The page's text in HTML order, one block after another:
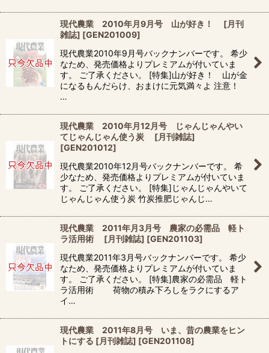
現代農業 2010年月9月号 山が好き！ [月刊
雑誌] [GEN201009]
現代農業2010年9月号バックナンバーです。 希少
なため、発売価格よりプレミアムが付いていま
す。 ご了承ください。 [特集]山が好き！ 山が金
になるもんだらけ、おまけに元気満々よ 注意！
…
現代農業 2010年月12月号 じゃんじゃんやい
てじゃんじゃん使う炭 [月刊雑誌]
[GEN201012]
現代農業2010年12月号バックナンバーです。 希
少なため、発売価格よりプレミアムが付いていま
す。 ご了承ください。 [特集]じゃんじゃんやいて
じゃんじゃん使う炭 竹炭推肥じゃんじ…
現代農業 2011年月3月号 農家の必需品 軽ト
ラ活用術 [月刊雑誌] [GEN201103]
現代農業2011年3月号バックナンバーです。 希少
なため、発売価格よりプレミアムが付いていま
す。 ご了承ください。 [特集]農家の必需品 軽ト
ラ活用術 荷物の積み下ろしをラクにするア
イ…
現代農業 2011年8月号 いま、昔の農業をヒン
トにする [月刊雑誌] [GEN201108]